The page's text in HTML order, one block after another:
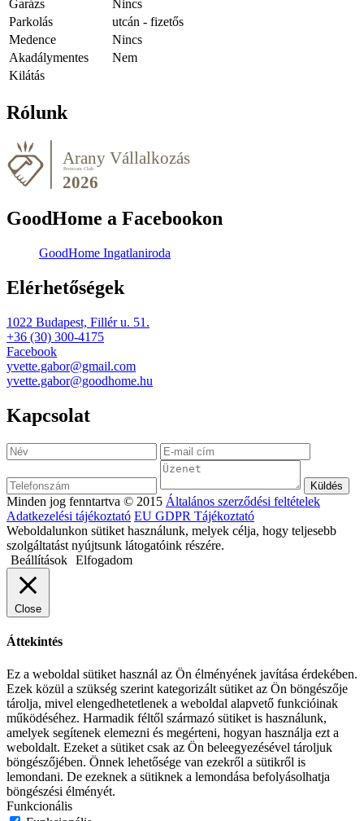
Garázs
Nincs
Parkolás
utcán - fizetős
Medence
Nincs
Akadálymentes
Nem
Kilátás
Rólunk
GoodHome a Facebookon
GoodHome Ingatlaniroda
Elérhetőségek
1022 Budapest, Fillér u. 51.
+36 (30) 300-4175
Facebook
yvette.gabor@gmail.com
yvette.gabor@goodhome.hu
Kapcsolat
Minden jog fenntartva © 2015 Általános szerződési feltételek
Adatkezelési tájékoztató EU GDPR Tájékoztató
Weboldalunkon sütiket használunk, melyek célja, hogy teljesebb
szolgáltatást nyújtsunk látogatóink részére.
Beállítások Elfogadom
Close
Áttekintés
Ez a weboldal sütiket használ az Ön élményének javítása érdekében.
Ezek közül a szükség szerint kategorizált sütiket az Ön böngészője
tárolja, mivel elengedhetetlenek a weboldal alapvető funkcióinak
működéséhez. Harmadik féltől származó sütiket is használunk,
amelyek segítenek elemezni és megérteni, hogyan használja ezt a
weboldalt. Ezeket a sütiket csak az Ön beleegyezésével tároljuk
böngészőjében. Önnek lehetősége van ezekről a sütikről is
lemondani. De ezeknek a sütiknek a lemondása befolyásolhatja
böngészési élményét.
Funkcionális